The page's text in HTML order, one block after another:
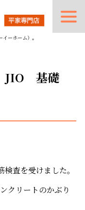
ーホーム）。
基礎
査を受けました。
クリートのかぶり